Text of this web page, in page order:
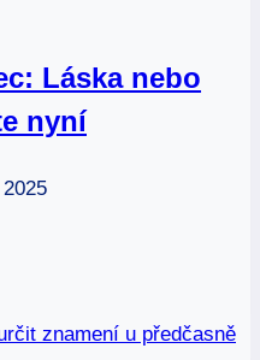
Láska nebo
nyní